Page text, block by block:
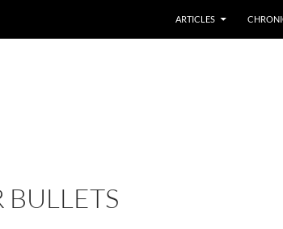
ARTICLES
BULLETS